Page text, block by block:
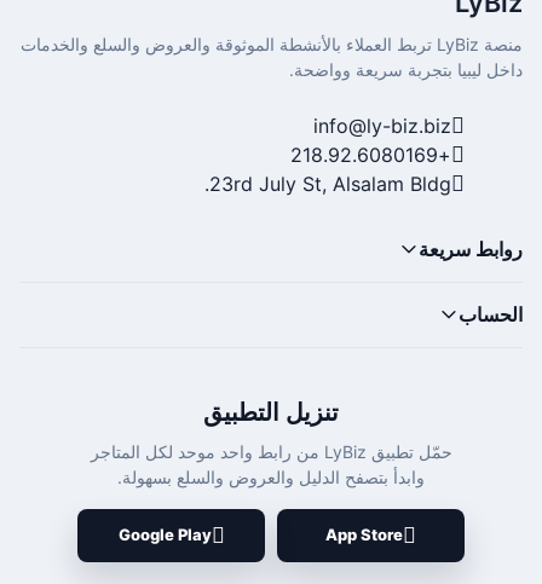
منصة LyBiz تربط العملاء بالأنشطة الموثوقة والعروض والسلع والخدمات
داخل ليبيا بتجربة سريعة وواضحة.
info@ly-biz.biz
+218.92.6080169
23rd July St, Alsalam Bldg.
روابط سريعة
الحساب
تنزيل التطبيق
حمّل تطبيق LyBiz من رابط واحد موحد لكل المتاجر
وابدأ بتصفح الدليل والعروض والسلع بسهولة.
App Store
Google Play